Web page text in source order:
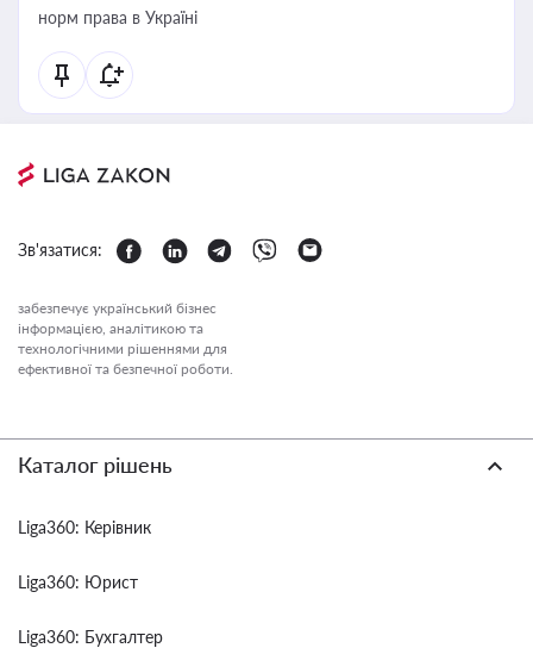
норм права в Україні
Зв'язатися:
забезпечує український бізнес
інформацією, аналітикою та
технологічними рішеннями для
ефективної та безпечної роботи.
Каталог рішень
Liga360: Керівник
Liga360: Юрист
Liga360: Бухгалтер